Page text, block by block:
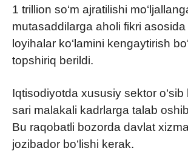
1 trillion so‘m ajratilishi
mutasaddilarga aholi fikri
loyihalar ko‘lamini kengaytirish
topshiriq berildi.
Iqtisodiyotda xususiy sektor
sari malakali kadrlarga talab
Bu raqobatli bozorda davlat
jozibador bo‘lishi kerak.